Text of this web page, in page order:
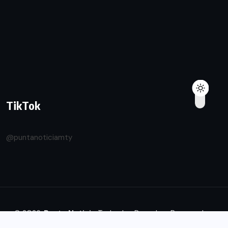
TikTok
@puntanoticiamty
© 2026.Punta NoticiaTodos los Derechos Reservados.